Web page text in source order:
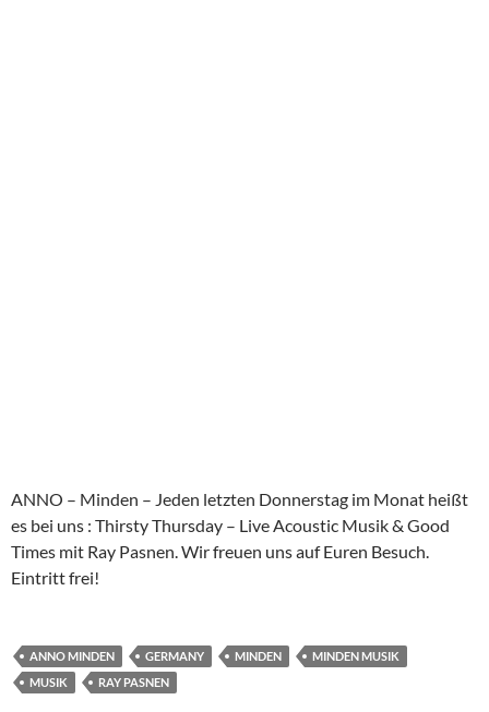
ANNO – Minden – Jeden letzten Donnerstag im Monat heißt
es bei uns : Thirsty Thursday – Live Acoustic Musik & Good
Times mit Ray Pasnen. Wir freuen uns auf Euren Besuch.
Eintritt frei!
ANNO MINDEN GERMANY MINDEN
MINDEN MUSIK
MUSIK
RAY PASNEN